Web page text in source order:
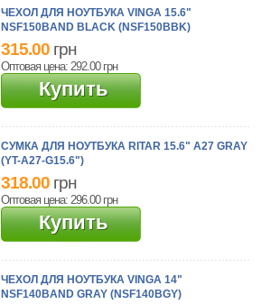
ЧЕХОЛ ДЛЯ НОУТБУКА VINGA 15.6"
NSF150BAND BLACK (NSF150BBK)
315.00 грн
Оптовая цена: 292.00 грн
Купить
СУМКА ДЛЯ НОУТБУКА RITAR 15.6" A27 GRAY
(YT-A27-G15.6")
318.00 грн
Оптовая цена: 296.00 грн
Купить
ЧЕХОЛ ДЛЯ НОУТБУКА VINGA 14"
NSF140BAND GRAY (NSF140BGY)